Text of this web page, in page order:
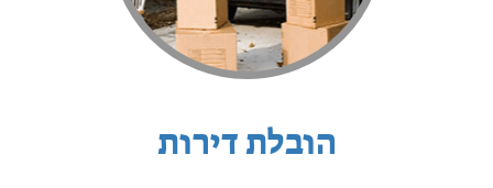
הובלת דירות